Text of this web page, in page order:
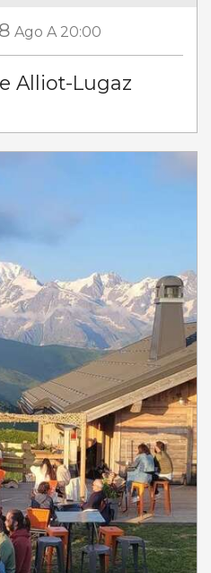
Ago A 20:00
Alliot-Lugaz